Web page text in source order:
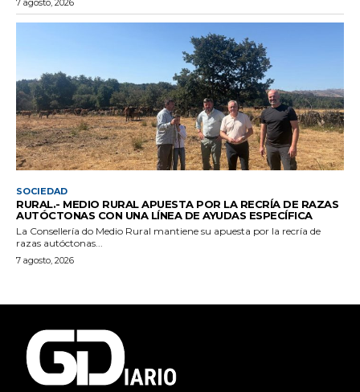
7 agosto, 2026
SOCIEDAD
RURAL.- MEDIO RURAL APUESTA POR LA RECRÍA DE RAZAS
AUTÓCTONAS CON UNA LÍNEA DE AYUDAS ESPECÍFICA
La Consellería do Medio Rural mantiene su apuesta por la recría de
razas autóctonas...
7 agosto, 2026